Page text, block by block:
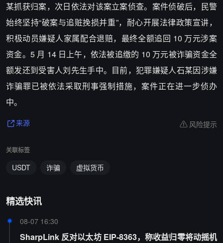
某抓获归案，次日依法对该案立案侦查。案件侦破后，民警
始终坚持“破案与追赃挽损并重”，耐心开展法律政策宣讲，
积极动员嫌疑人家属配合退赔，最终全额追回 10 万元涉案
资金。5 月 14 日上午，依法被追缴的 10 万元被诈骗资金全
额发还到受害人刘先生手中。目前，犯罪嫌疑人石某因涉嫌
诈骗罪已被依法采取刑事强制措施，案件正在进一步侦办
中。
来源 风险提示
关联标签
USDT 诈骗 虚拟货币
精选快讯
08-07 16:30
SharpLink 反对以太坊 EIP-8363，称收益归零将动摇机